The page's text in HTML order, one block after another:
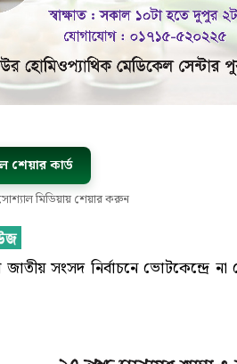
শেয়ার কার্ড
মিডিয়ায় শেয়ার করুন
জাতীয় সংসদ নির্বাচনে ভোটকেন্দ্রে